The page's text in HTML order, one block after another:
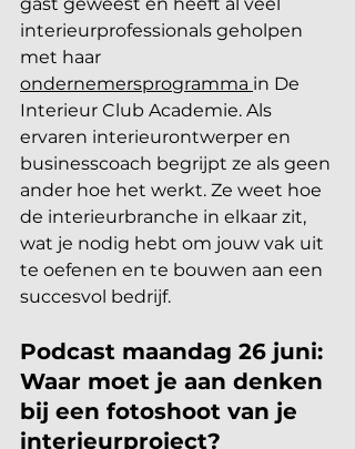
interieurprofessionals geholpen
met haar
ondernemersprogramma in De
Interieur Club Academie. Als
ervaren interieurontwerper en
businesscoach begrijpt ze als geen
ander hoe het werkt. Ze weet hoe
de interieurbranche in elkaar zit,
wat je nodig hebt om jouw vak uit
te oefenen en te bouwen aan een
succesvol bedrijf.
Podcast maandag 26 juni:
Waar moet je aan denken
bij een fotoshoot van je
interieurproject?